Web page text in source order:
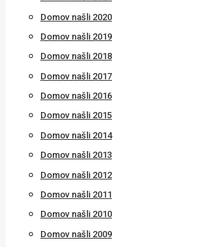
Domov našli 2020
Domov našli 2019
Domov našli 2018
Domov našli 2017
Domov našli 2016
Domov našli 2015
Domov našli 2014
Domov našli 2013
Domov našli 2012
Domov našli 2011
Domov našli 2010
Domov našli 2009